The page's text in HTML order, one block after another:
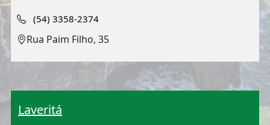
(54) 3358-2374
Rua Paim Filho, 35
Laveritá